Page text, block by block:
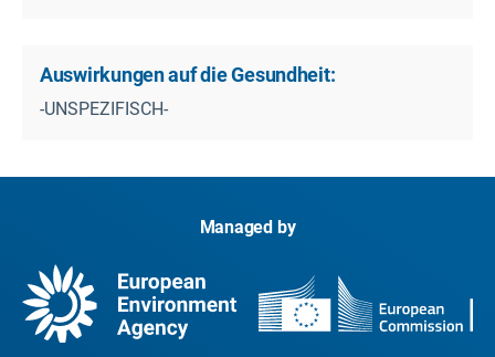
Auswirkungen auf die Gesundheit:
-UNSPEZIFISCH-
Managed by